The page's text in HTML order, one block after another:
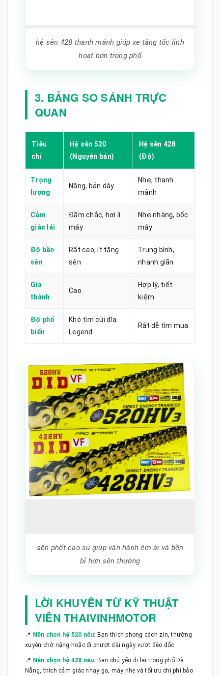
hệ sên 428 thanh mảnh giúp xe tăng tốc linh
hoạt hơn trong phố
3. BẢNG SO SÁNH TRỰC
QUAN
Tiêu
chí
Hệ sên 520
(Nguyên bản)
Hệ sên 428
(Độ)
Trọng
lượng
Nặng, bản dày
Nhẹ, thanh
mảnh
Cảm
giác lái
Đầm chắc, hơi lì
máy
Nhẹ nhàng, bốc
máy
Độ bền
sên
Rất cao, ít tăng
sên
Trung bình,
nhanh giãn
Giá
thành
Cao
Hợp lý, tiết
kiệm
Độ phổ
biến
Khó tìm cùi dĩa
Legend
Rất dễ tìm mua
sên phốt cao su giúp vận hành êm ái và bền
bỉ hơn sên thường
LỜI KHUYÊN TỪ KỸ THUẬT
VIÊN THAIVINHMOTOR
📍 Nên chọn hệ 520 nếu: Bạn thích phong cách zin, thường
xuyên chở nặng hoặc đi phượt dài ngày vượt đèo dốc.
📍 Nên chọn hệ 428 nếu: Bạn chủ yếu đi lại trong phố Đà
Nẵng, thích cảm giác nhạy ga, máy nhẹ và tối ưu chi phí bảo